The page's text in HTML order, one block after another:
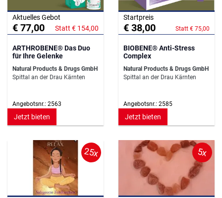
Aktuelles Gebot
€ 77,00 Statt € 154,00
ARTHROBENE® Das Duo
für Ihre Gelenke
Natural Products & Drugs GmbH
Spittal an der Drau Kärnten
Angebotsnr.: 2563
Jetzt bieten
Startpreis
€ 38,00 Statt € 75,00
BIOBENE® Anti-Stress
Complex
Natural Products & Drugs GmbH
Spittal an der Drau Kärnten
Angebotsnr.: 2585
Jetzt bieten
25x 5x